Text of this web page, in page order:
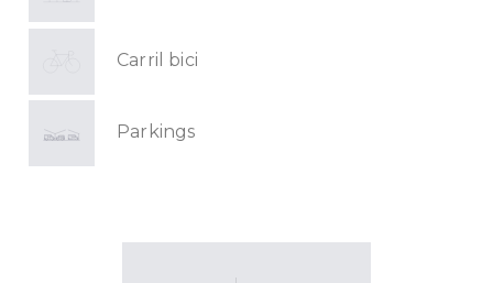
Carril bici
Parkings